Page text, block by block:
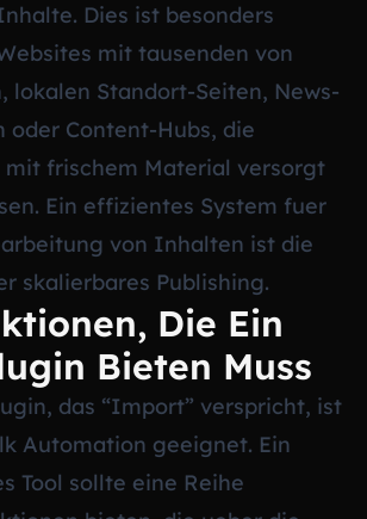
Dies ist besonders
mit tausenden von
lokalen Standort-Seiten, News-
Content-Hubs, die
mit frischem Material versorgt
Ein effizientes System fuer
von Inhalten ist die
skalierbares Publishing.
Die Ein
Bieten Muss
das “Import” verspricht, ist
Automation geeignet. Ein
Tool sollte eine Reihe